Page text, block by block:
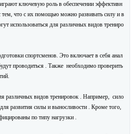
ключевую роль в обеспечении эффективн
тем, что с их помощью можно развивать силу и в
использоваться для различных видов трениро
спортсменов. Это включает в себя анал
проводиться . Также необходимо проверить
различных видов тренировок . Например, сило
развития силы и выносливости . Кроме того,
по типу нагрузки .